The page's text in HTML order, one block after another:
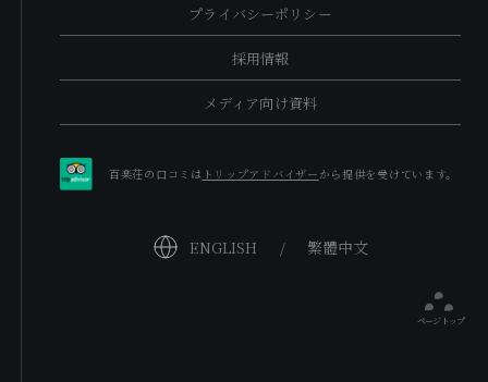
プライバシーポリシー
採用情報
メディア向け資料
百楽荘の口コミは トリップアドバイザー から提供を受けています。
ENGLISH 繁體中文
ページトップ